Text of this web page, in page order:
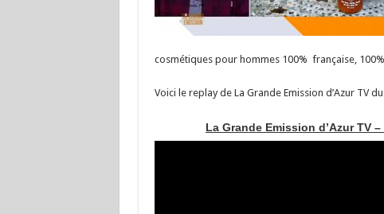
cosmétiques pour hommes 100% française,
Voici le replay de La Grande Emission d’Azur TV
La Grande Emission d’Azur TV